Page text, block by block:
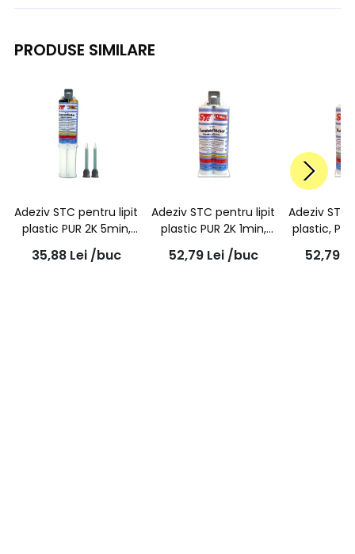
PRODUSE SIMILARE
Adeziv STC pentru lipit
plastic PUR 2K 5min,
seringa dubla + 2
mixere 25g
35,88 Lei /buc
Adeziv STC pentru lipit
plastic PUR 2K 1min,
tub dublu 50g
52,79 Lei /buc
Adeziv
plastic,
52,79